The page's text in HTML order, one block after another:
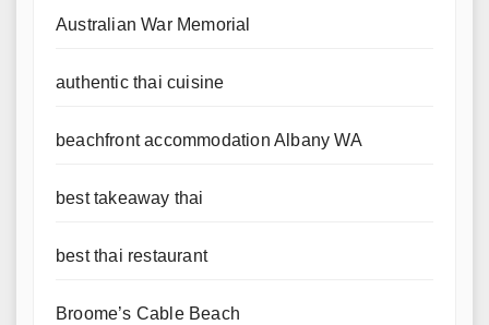
Australian War Memorial
authentic thai cuisine
beachfront accommodation Albany WA
best takeaway thai
best thai restaurant
Broome’s Cable Beach